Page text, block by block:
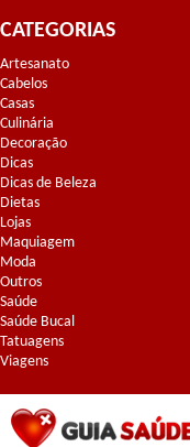
CATEGORIAS
Artesanato
Cabelos
Casas
Culinária
Decoração
Dicas
Dicas de Beleza
Dietas
Lojas
Maquiagem
Moda
Outros
Saúde
Saúde Bucal
Tatuagens
Viagens